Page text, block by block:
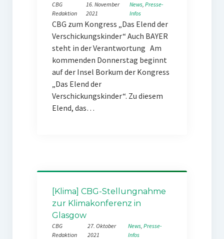
CBG
Redaktion
16. November
2021
News, Presse-
Infos
CBG zum Kongress „Das Elend der
Verschickungskinder“ Auch BAYER
steht in der Verantwortung Am
kommenden Donnerstag beginnt
auf der Insel Borkum der Kongress
„Das Elend der
Verschickungskinder“. Zu diesem
Elend, das…
[Klima] CBG-Stellungnahme
zur Klimakonferenz in
Glasgow
CBG
Redaktion
27. Oktober
2021
News, Presse-
Infos